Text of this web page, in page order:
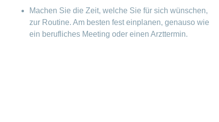
Machen Sie die Zeit, welche Sie für sich wünschen,
zur Routine. Am besten fest einplanen, genauso wie
ein berufliches Meeting oder einen Arzttermin.